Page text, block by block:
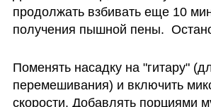
продолжать взбивать еще 10
получения пышной пены.
Поменять насадку на "гитару"
перемешивания) и включить
скорости. Добавлять порциями